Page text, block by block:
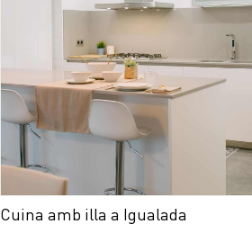
Cuina amb illa a Igualada